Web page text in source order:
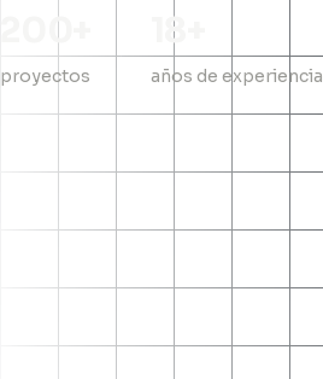
200+
proyectos
18+
años de experiencia